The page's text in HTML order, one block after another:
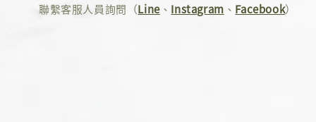
聯繫客服人員詢問（Line、 Instagram 、 Facebook）